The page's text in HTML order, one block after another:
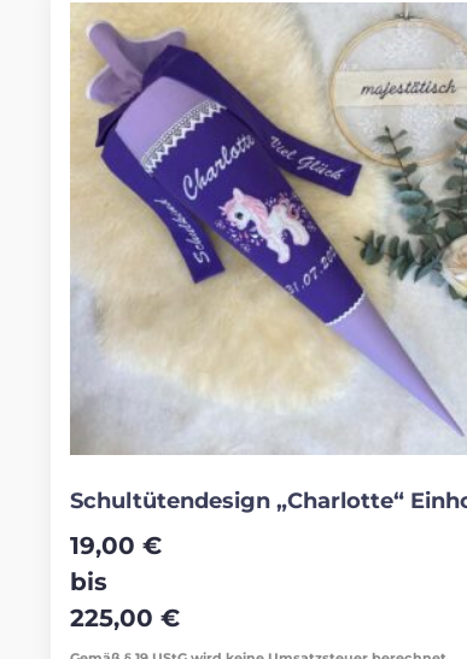
Schultütendesign „Charlotte“
19,00 €
bis
225,00 €